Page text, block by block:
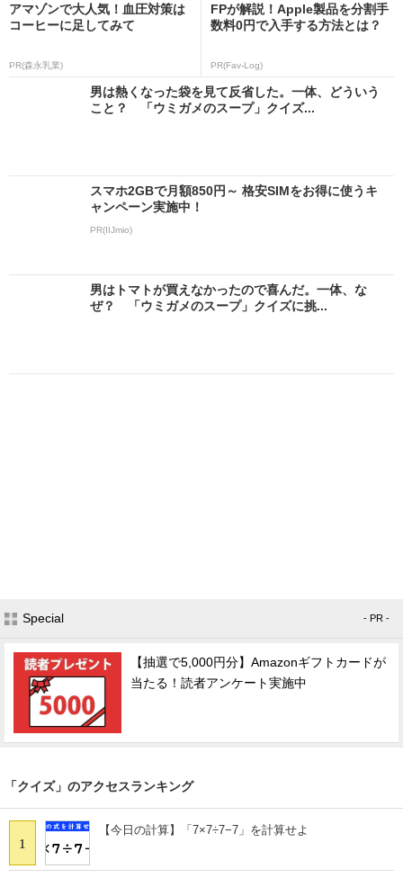
アマゾンで大人気！血圧対策は
コーヒーに足してみて
PR(森永乳業)
FPが解説！Apple製品を分割手
数料0円で入手する方法とは？
PR(Fav-Log)
男は熱くなった袋を見て反省した。一体、どういう
こと？ 「ウミガメのスープ」クイズ...
スマホ2GBで月額850円～ 格安SIMをお得に使うキ
ャンペーン実施中！
PR(IIJmio)
男はトマトが買えなかったので喜んだ。一体、な
ぜ？ 「ウミガメのスープ」クイズに挑...
Special - PR -
【抽選で5,000円分】Amazonギフトカードが
当たる！読者アンケート実施中
「クイズ」のアクセスランキング
1
【今日の計算】「7×7÷7−7」を計算せよ